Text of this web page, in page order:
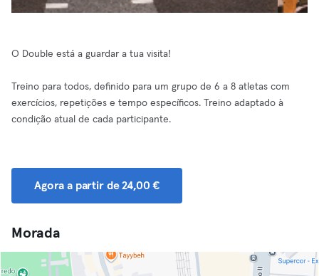
O Double está a guardar a tua visita!
Treino para todos, definido para um grupo de 6 a 8 atletas com
exercícios, repetições e tempo específicos. Treino adaptado à
condição atual de cada participante.
Agora a partir de 24,00 €
Morada